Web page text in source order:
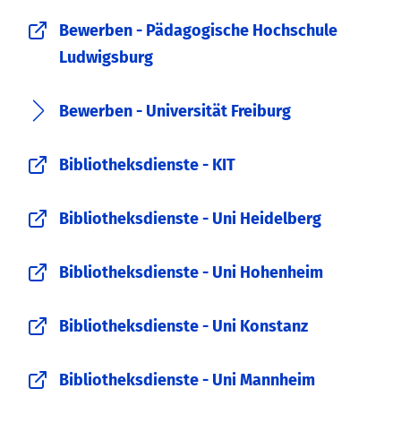
Bewerben - Pädagogische Hochschule
Ludwigsburg
Bewerben - Universität Freiburg
Bibliotheksdienste - KIT
Bibliotheksdienste - Uni Heidelberg
Bibliotheksdienste - Uni Hohenheim
Bibliotheksdienste - Uni Konstanz
Bibliotheksdienste - Uni Mannheim